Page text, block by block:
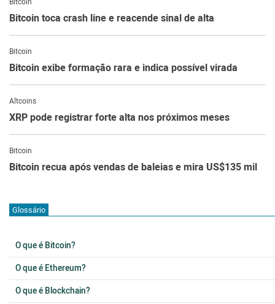
Bitcoin toca crash line e reacende sinal de alta
Bitcoin
Bitcoin exibe formação rara e indica possível virada
Altcoins
XRP pode registrar forte alta nos próximos meses
Bitcoin
Bitcoin recua após vendas de baleias e mira US$135 mil
Glossário
O que é Bitcoin?
O que é Ethereum?
O que é Blockchain?